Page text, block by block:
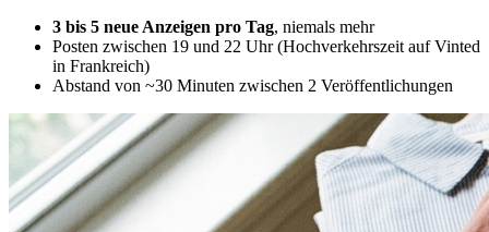
3 bis 5 neue Anzeigen pro Tag, niemals mehr
Posten zwischen 19 und 22 Uhr (Hochverkehrszeit auf Vinted
in Frankreich)
Abstand von ~30 Minuten zwischen 2 Veröffentlichungen